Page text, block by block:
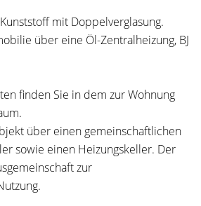
mit Doppelverglasung.
über eine Öl-Zentralheizung, BJ
finden Sie in dem zur Wohnung
über einen gemeinschaftlichen
sowie einen Heizungskeller. Der
zur